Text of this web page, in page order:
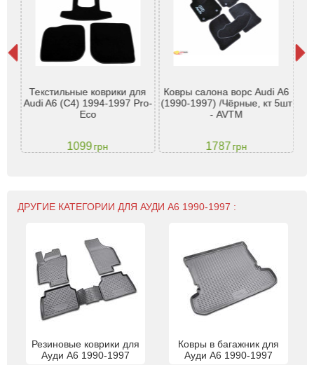
Текстильные коврики для
Audi A6 (C4) 1994-1997 Pro-
Eco
1099грн
Ковры салона ворс Audi А6
(1990-1997) /Чёрные, кт 5шт
- AVTM
1787грн
ДРУГИЕ КАТЕГОРИИ ДЛЯ АУДИ А6 1990-1997 :
Резиновые коврики для
Ауди А6 1990-1997
Ковры в багажник для
Ауди А6 1990-1997